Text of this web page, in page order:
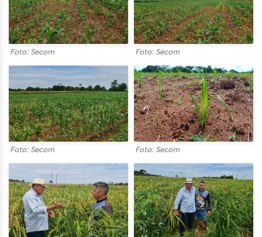
Foto: Secom Foto: Secom
Foto: Secom Foto: Secom